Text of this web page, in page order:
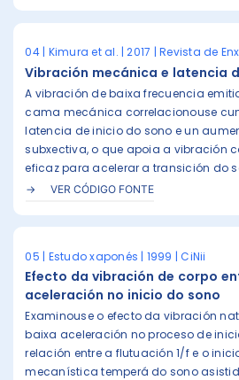
04 | Kimura et al. | 2017 | Revista de
Vibración mecánica e latencia
A vibración de baixa frecuencia
cama mecánica correlacionouse
latencia de inicio do sono e un
subxectiva, o que apoia a vibración
eficaz para acelerar a transición do
VER CÓDIGO FONTE
05 | Estudo xaponés | 1999 | CiNii
Efecto da vibración de corpo
aceleración no inicio do sono
Examinouse o efecto da vibración
baixa aceleración no proceso de
relación entre a flutuación 1/f e o
mecanística temperá do sono